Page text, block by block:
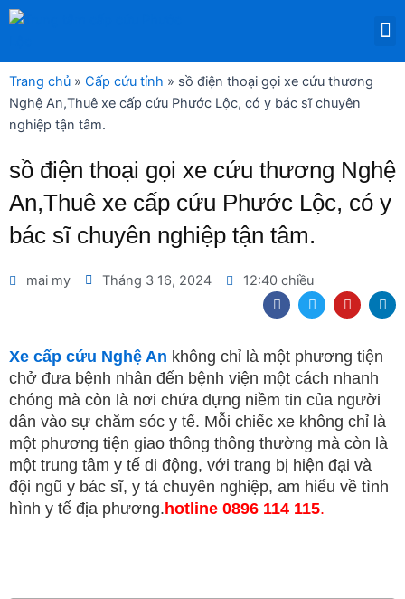
Nhảy
dung
Trang chủ » Cấp cứu tỉnh » sồ điện thoại gọi xe cứu thương
Nghệ An,Thuê xe cấp cứu Phước Lộc, có y bác sĩ chuyên
nghiệp tận tâm.
sồ điện thoại gọi xe cứu thương Nghệ
An,Thuê xe cấp cứu Phước Lộc, có y
bác sĩ chuyên nghiệp tận tâm.
mai my Tháng 3 16, 2024 12:40 chiều
F
a
c
b
o
o
k
T
w
i
t
e
r
Y
o
u
u
b
e
L
i
n
e
d
Xe cấp cứu Nghệ An không chỉ là một phương tiện
chở đưa bệnh nhân đến bệnh viện một cách nhanh
chóng mà còn là nơi chứa đựng niềm tin của người
dân vào sự chăm sóc y tế. Mỗi chiếc xe không chỉ là
một phương tiện giao thông thông thường mà còn là
một trung tâm y tế di động, với trang bị hiện đại và
đội ngũ y bác sĩ, y tá chuyên nghiệp, am hiểu về tình
hình y tế địa phương. hotline 0896 114 115.